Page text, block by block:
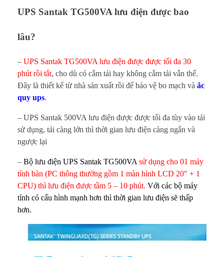
đ
i
n
đ
ư
ợ
c
b
a
UPS Santak TG500VA lưu điện được bao
lâu?
– UPS Santak TG500VA lưu điện được được tối đa 30
phút rồi tắt, cho dù có cắm tải hay không cắm tải vẫn thế.
Đây là thiết kế từ nhà sản xuất rồi để bảo vệ bo mạch và ắc
quy ups.
– UPS Santak 500VA lưu điện được được tối đa tùy vào tải
sử dụng, tải càng lớn thì thời gian lưu điện càng ngắn và
ngược lại
– Bộ lưu điện UPS Santak TG500VA sử dụng cho 01 máy
tính bàn (PC thông thường gồm 1 màn hình LCD 20″ + 1
CPU) thì lưu điện được tầm 5 – 10 phút. Với các bộ máy
tính có cấu hình mạnh hơn thì thời gian lưu điện sẽ thấp
hơn.